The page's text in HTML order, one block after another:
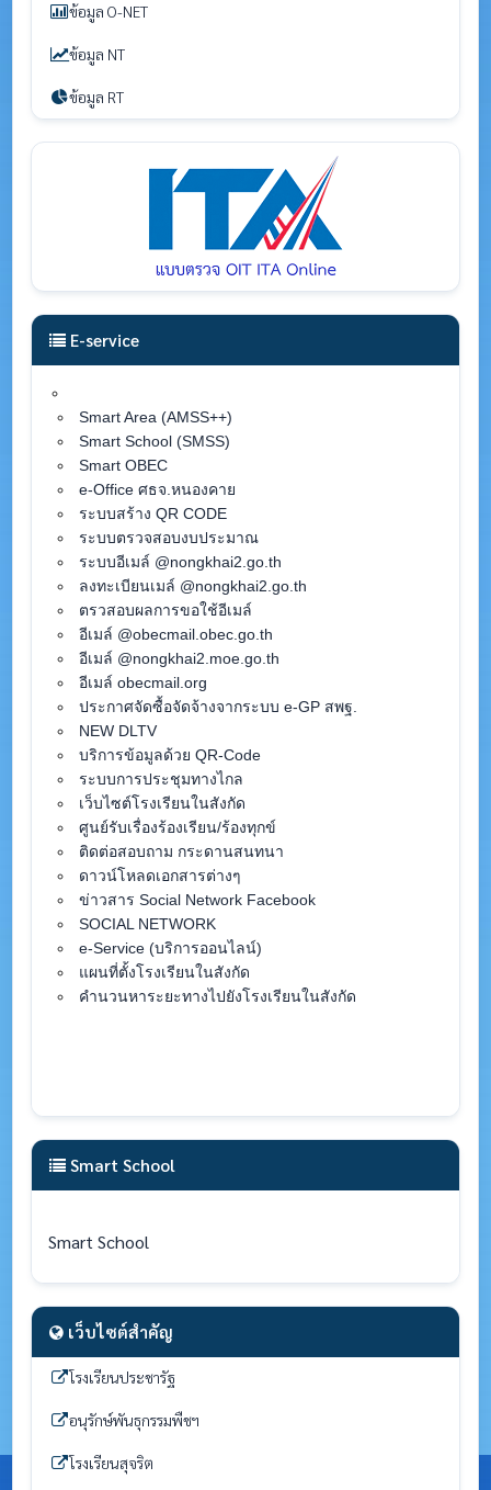
ข้อมูล O-NET
ข้อมูล NT
ข้อมูล RT
E-service
Smart Area (AMSS++)
Smart School (SMSS)
Smart OBEC
e-Office ศธจ.หนองคาย
ระบบสร้าง QR CODE
ระบบตรวจสอบงบประมาณ
ระบบอีเมล์ @nongkhai2.go.th
ลงทะเบียนเมล์ @nongkhai2.go.th
ตรวสอบผลการขอใช้อีเมล์
อีเมล์ @obecmail.obec.go.th
อีเมล์ @nongkhai2.moe.go.th
อีเมล์ obecmail.org
ประกาศจัดซื้อจัดจ้างจากระบบ e-GP สพฐ.
NEW DLTV
บริการข้อมูลด้วย QR-Code
ระบบการประชุมทางไกล
เว็บไซต์โรงเรียนในสังกัด
ศูนย์รับเรื่องร้องเรียน/ร้องทุกข์
ติดต่อสอบถาม กระดานสนทนา
ดาวน์โหลดเอกสารต่างๆ
ข่าวสาร Social Network Facebook
SOCIAL NETWORK
e-Service (บริการออนไลน์)
แผนที่ตั้งโรงเรียนในสังกัด
คำนวนหาระยะทางไปยังโรงเรียนในสังกัด
Smart School
Smart School
เว็บไซต์สำคัญ
โรงเรียนประชารัฐ
อนุรักษ์พันธุกรรมพืชฯ
โรงเรียนสุจริต